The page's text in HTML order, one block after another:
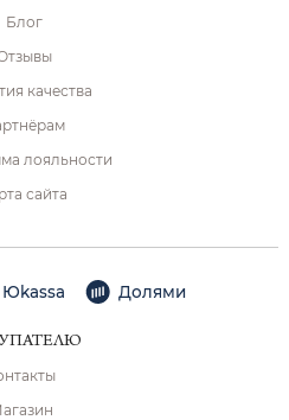
Блог
качества
лояльности
сайта
Юkassa Долями